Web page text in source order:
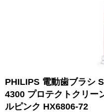
PHILIPS 電動歯ブラシ
4300 プロテクトクリー
ルピンク HX6806-72